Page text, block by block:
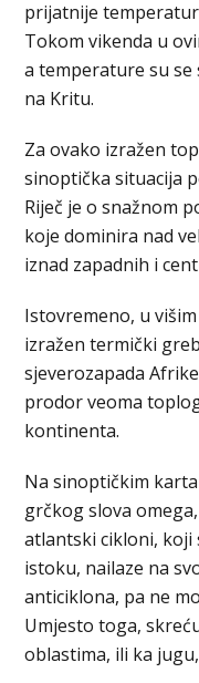
prijatnije
Tokom vikenda u
a temperature su se
na Kritu.
Za ovako izražen
sinoptička situacija
Riječ je o snažnom
koje dominira nad
iznad zapadnih i
Istovremeno, u
izražen termički
sjeverozapada
prodor veoma
kontinenta.
Na sinoptičkim
grčkog slova
atlantski cikloni, koji
istoku, nailaze na
anticiklona, pa ne
Umjesto toga,
oblastima, ili ka